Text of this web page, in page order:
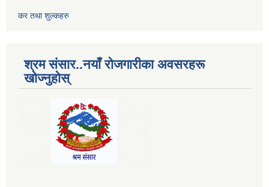
कर तथा शुल्कहरु
श्रम संसार..नयाँ रोजगारीका अवसरहरू
खोज्नुहोस्